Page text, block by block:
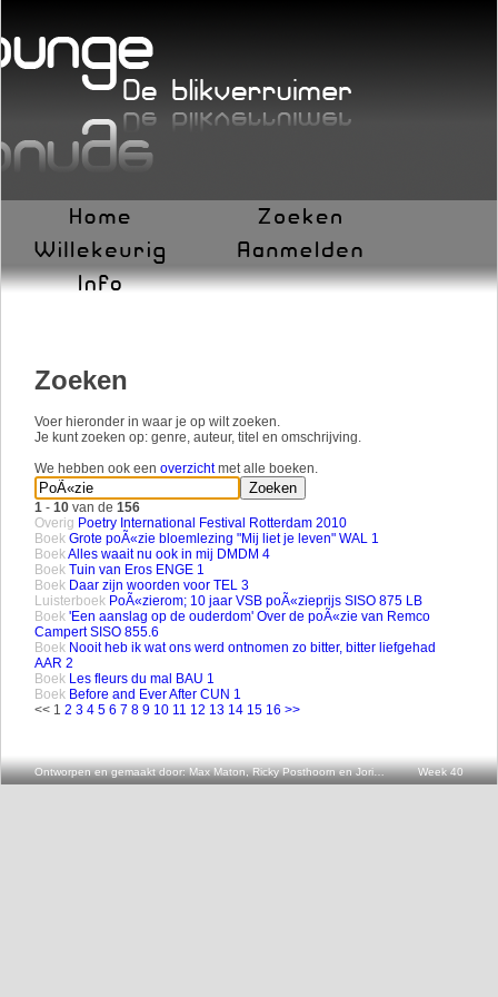
Zoeken
Voer hieronder in waar je op wilt zoeken.
Je kunt zoeken op: genre, auteur, titel en omschrijving.
We hebben ook een overzichtmet alle boeken.
1 - 10 van de 156
Overig Poetry International Festival Rotterdam 2010
Boek Grote poÃ«zie bloemlezing "Mij liet je leven" WAL 1
BoekAlles waait nu ook in mij DMDM 4
Boek Tuin van Eros ENGE 1
Boek Daar zijn woorden voor TEL 3
Luisterboek PoÃ«zierom; 10 jaar VSB poÃ«zieprijs SISO 875 LB
Boek 'Een aanslag op de ouderdom' Over de poÃ«zie van Remco
Campert SISO 855.6
Boek Nooit heb ik wat ons werd ontnomen zo bitter, bitter liefgehad
AAR 2
Boek Les fleurs du mal BAU 1
Boek Before and Ever After CUN 1
<< 1 2 3 4 5 6 7 8 9 10 11 12 13 14 15 16 >>
Ontworpen en gemaakt door: Max Maton, Ricky Posthoorn en Joris v.d. Oever Week 40